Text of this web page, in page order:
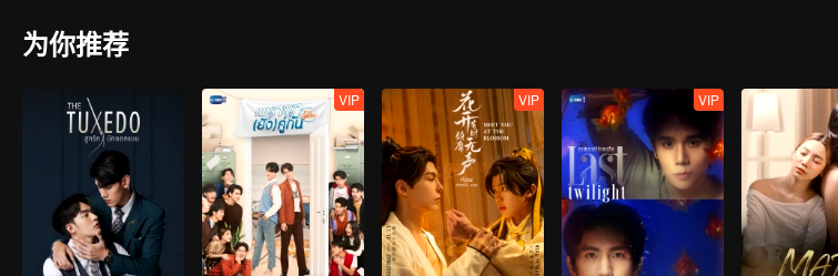
为你推荐
VIP VIP VIP